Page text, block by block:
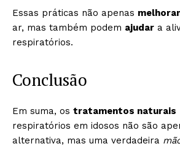
Essas práticas não apenas
ar, mas também podem ajudar a
respiratórios.
Conclusão
Em suma, os tratamentos naturais
respiratórios em idosos não são
alternativa, mas uma verdadeira